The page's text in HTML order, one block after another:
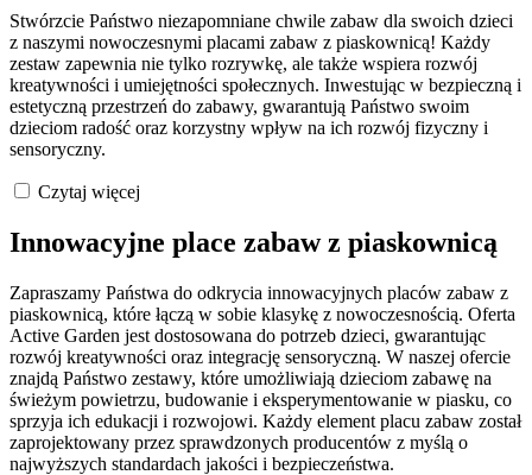
Stwórzcie Państwo niezapomniane chwile zabaw dla swoich dzieci
z naszymi nowoczesnymi placami zabaw z piaskownicą! Każdy
zestaw zapewnia nie tylko rozrywkę, ale także wspiera rozwój
kreatywności i umiejętności społecznych. Inwestując w bezpieczną i
estetyczną przestrzeń do zabawy, gwarantują Państwo swoim
dzieciom radość oraz korzystny wpływ na ich rozwój fizyczny i
sensoryczny.
Czytaj więcej
Innowacyjne place zabaw z piaskownicą
Zapraszamy Państwa do odkrycia innowacyjnych placów zabaw z
piaskownicą, które łączą w sobie klasykę z nowoczesnością. Oferta
Active Garden jest dostosowana do potrzeb dzieci, gwarantując
rozwój kreatywności oraz integrację sensoryczną. W naszej ofercie
znajdą Państwo zestawy, które umożliwiają dzieciom zabawę na
świeżym powietrzu, budowanie i eksperymentowanie w piasku, co
sprzyja ich edukacji i rozwojowi. Każdy element placu zabaw został
zaprojektowany przez sprawdzonych producentów z myślą o
najwyższych standardach jakości i bezpieczeństwa.